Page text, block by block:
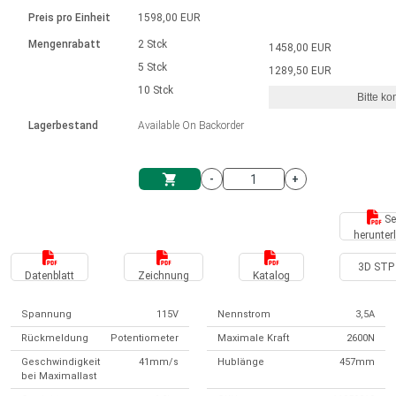
Einheitssystem
Hubmagnete
230 - 50 Hz | 110 - 60 Hz
Drehzahlregelung für die AIS-Serie
Bürstenlose Gleichstrommotoren
mit Planetengetriebe und internem
Ø 28-42| 1-1400 rpm | <= 290Ncm
Bürstenlose DC Motor Controller
Gleichstrommotoren mit
Schneckengetriebe und Bürsten
Ø43-124mm | 31-425rpm | ≤ 41Nm
Treiber für Gleichstrommotoren mit
Synchron-Asynchron | für 1-4 Elektrozylinder
Synchron-Asynchron | für 1-4 Elektrozylinder
Français (EUR)
Norsk (NOK)
Suomi (EUR)
Svenska (SEK)
Preis pro Einheit
Mengenrabatt
Lagerbestand
1598,00 EUR
2 Stck
5 Stck
10 Stck
Available On Backorder
1458,00 EUR
1289,50 EUR
Bitte
- +
Datenblatt Zeichnung Katalog
3D STP
Spannung 115V Nennstrom 3,5A
Rückmeldung Potentiometer Maximale Kraft 2600N
Geschwindigkeit
bei Maximallast
41mm/s Hublänge 457mm